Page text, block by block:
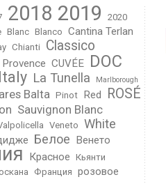
2018 2019
2020
Blanc Blanco Cantina Terlan
Chianti Classico
CUVÉE DOC
La Tunella Marlborough
Balta Pinot Red ROSÉ
Sauvignon Blanc
Veneto White
Белое Венето
Красное Кьянти
Франция розовое